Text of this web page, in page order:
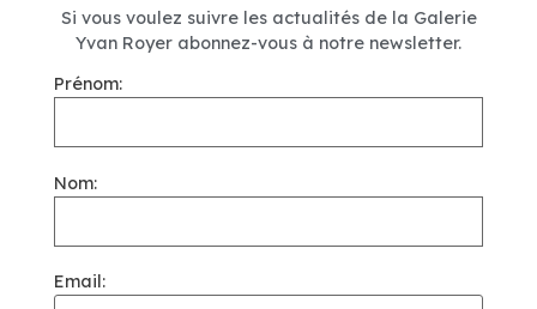
Si vous voulez suivre les actualités de la Galerie
Yvan Royer abonnez-vous à notre newsletter.
Prénom:
Nom:
Email: